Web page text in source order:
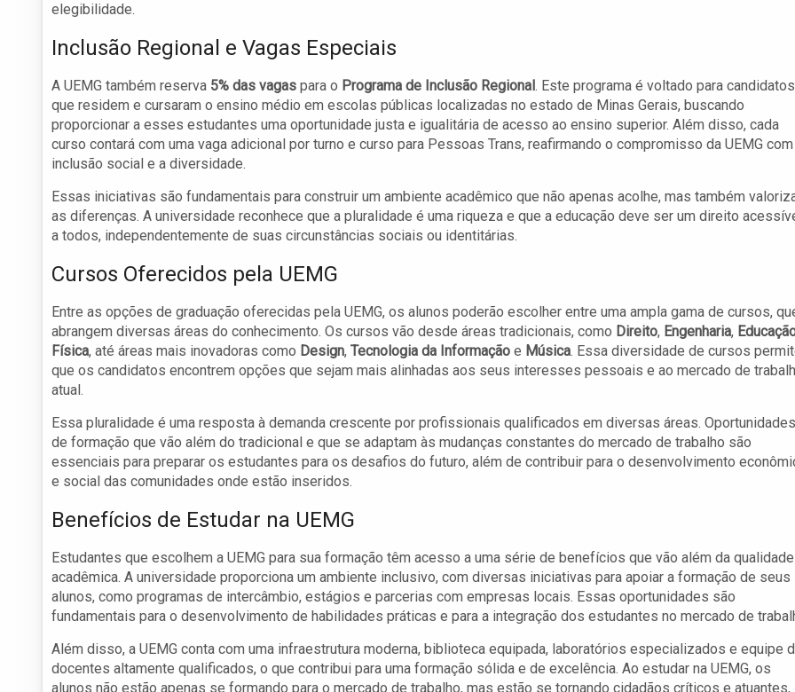
elegibilidade.
Inclusão Regional e Vagas Especiais
A UEMG também reserva 5% das vagas para o Programa de Inclusão Regional. Este programa é voltado para candidatos
que residem e cursaram o ensino médio em escolas públicas localizadas no estado de Minas Gerais, buscando
proporcionar a esses estudantes uma oportunidade justa e igualitária de acesso ao ensino superior. Além disso, cada
curso contará com uma vaga adicional por turno e curso para Pessoas Trans, reafirmando o compromisso da UEMG
inclusão social e a diversidade.
Essas iniciativas são fundamentais para construir um ambiente acadêmico que não apenas acolhe, mas também
as diferenças. A universidade reconhece que a pluralidade é uma riqueza e que a educação deve ser um direito
a todos, independentemente de suas circunstâncias sociais ou identitárias.
Cursos Oferecidos pela UEMG
Entre as opções de graduação oferecidas pela UEMG, os alunos poderão escolher entre uma ampla gama de cursos,
abrangem diversas áreas do conhecimento. Os cursos vão desde áreas tradicionais, como Direito, Engenharia,
Física, até áreas mais inovadoras como Design, Tecnologia da Informação e Música. Essa diversidade de cursos
que os candidatos encontrem opções que sejam mais alinhadas aos seus interesses pessoais e ao mercado de
atual.
Essa pluralidade é uma resposta à demanda crescente por profissionais qualificados em diversas áreas. Oportunidades
de formação que vão além do tradicional e que se adaptam às mudanças constantes do mercado de trabalho são
essenciais para preparar os estudantes para os desafios do futuro, além de contribuir para o desenvolvimento
e social das comunidades onde estão inseridos.
Benefícios de Estudar na UEMG
Estudantes que escolhem a UEMG para sua formação têm acesso a uma série de benefícios que vão além da qualidade
acadêmica. A universidade proporciona um ambiente inclusivo, com diversas iniciativas para apoiar a formação de seus
alunos, como programas de intercâmbio, estágios e parcerias com empresas locais. Essas oportunidades são
fundamentais para o desenvolvimento de habilidades práticas e para a integração dos estudantes no mercado de
Além disso, a UEMG conta com uma infraestrutura moderna, biblioteca equipada, laboratórios especializados e equipe
docentes altamente qualificados, o que contribui para uma formação sólida e de excelência. Ao estudar na UEMG, os
alunos não estão apenas se formando para o mercado de trabalho, mas estão se tornando cidadãos críticos e atuantes,